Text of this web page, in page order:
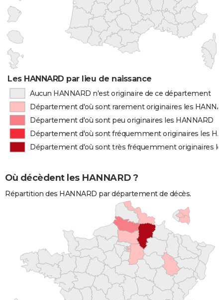
Les HANNARD par lieu de naissance
Aucun HANNARD n'est originaire de ce département
Département d'où sont rarement originaires les
Département d'où sont peu originaires les HANNARD
Département d'où sont fréquemment originaires les
Département d'où sont très fréquemment originaires
Où décèdent les HANNARD ?
Répartition des HANNARD par département de décès.